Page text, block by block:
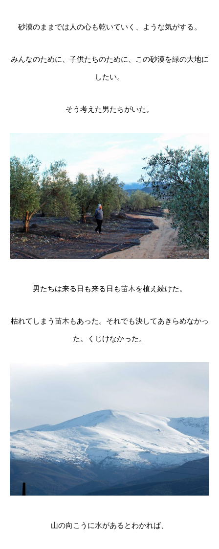
砂漠のままでは人の心も乾いていく、ような気がする。
みんなのために、子供たちのために、この砂漠を緑の大地に
したい。
そう考えた男たちがいた。
男たちは来る日も来る日も苗木を植え続けた。
枯れてしまう 苗木もあった。それでも決してあきらめなかっ
た。くじけなかった。
山の向こうに水があるとわかれば、